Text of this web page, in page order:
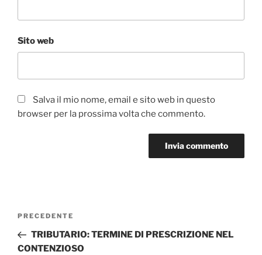
Sito web
Salva il mio nome, email e sito web in questo
browser per la prossima volta che commento.
Navigazione
Articolo
precedente:
PRECEDENTE
TRIBUTARIO: TERMINE DI PRESCRIZIONE NEL
CONTENZIOSO